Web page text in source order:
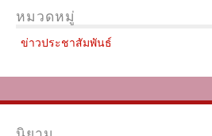
หมวดหมู่
ข่าวประชาสัมพันธ์